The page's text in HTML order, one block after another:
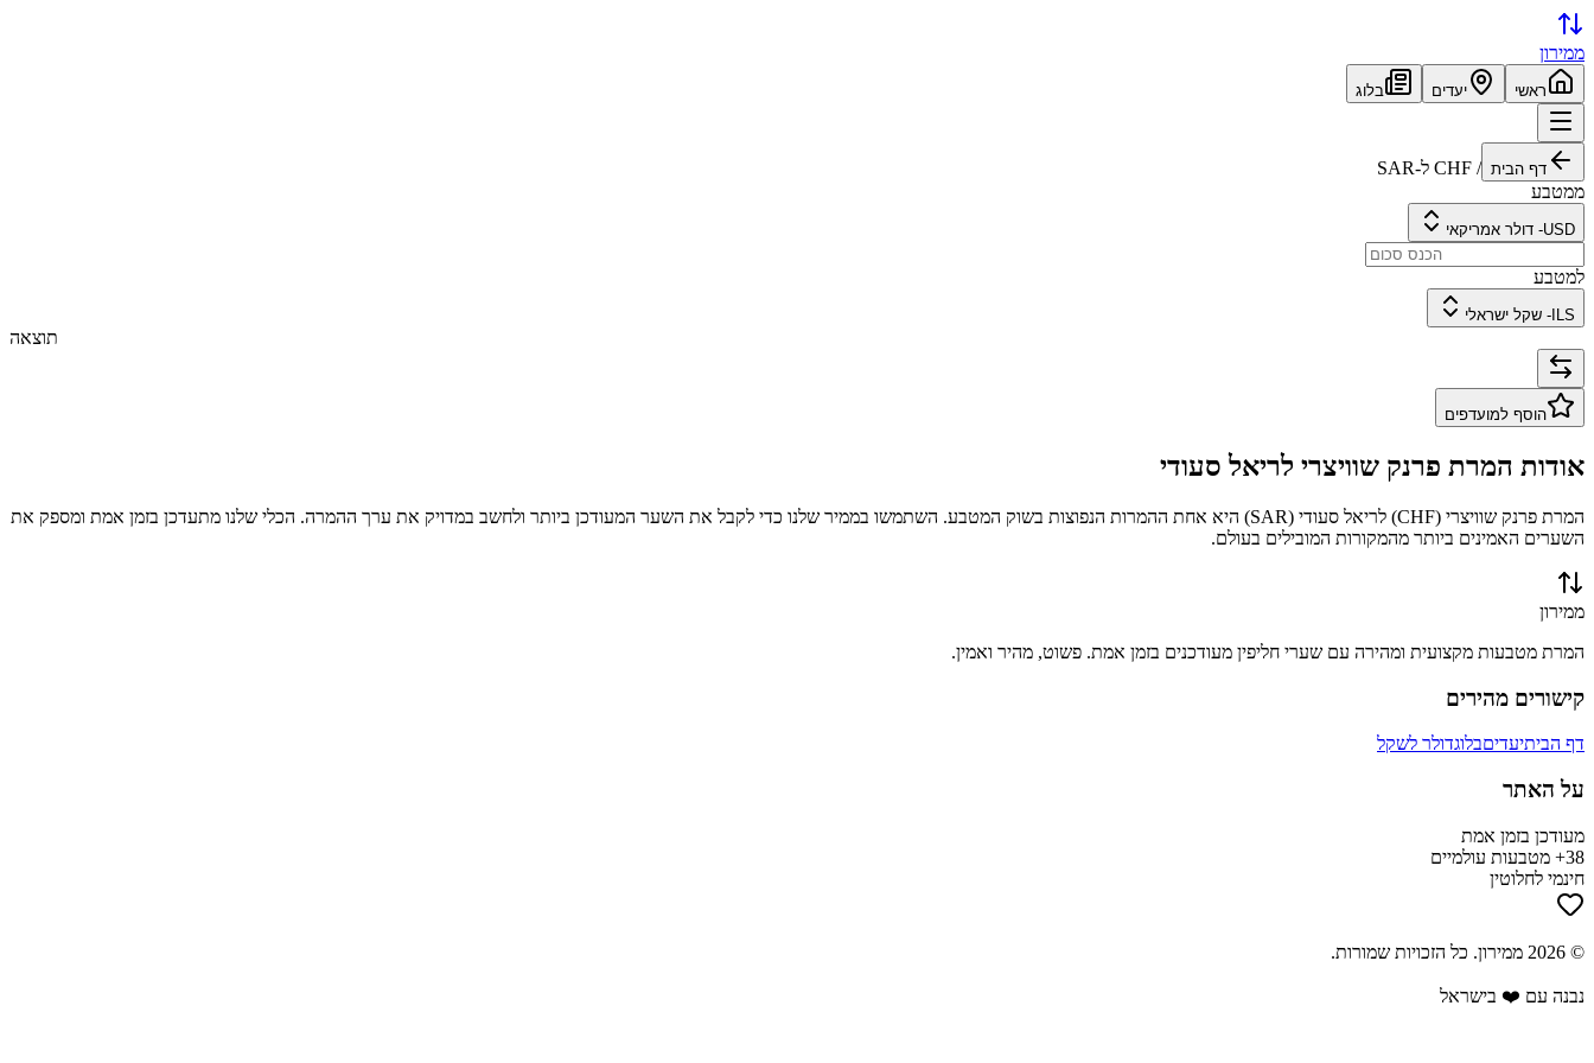
ממירון
ראשי יעדים בלוג
דף הבית /
CHF ל-SAR
ממטבע
USD
- דולר אמריקאי
למטבע
ILS
- שקל ישראלי
תוצאה
הוסף למועדפים
אודות המרת פרנק שוויצרי לריאל סעודי
המרת פרנק שוויצרי (
CHF) לריאל סעודי (
SAR) היא אחת ההמרות הנפוצות בשוק המטבע. השתמשו בממיר שלנו כדי לקבל את השער המעודכן ביותר ולחשב במדויק את ערך ההמרה. הכלי שלנו מתעדכן בזמן אמת ומספק את
השערים האמינים ביותר מהמקורות המובילים בעולם.
ממירון
המרת מטבעות מקצועית ומהירה עם שערי חליפין מעודכנים בזמן אמת. פשוט, מהיר ואמין.
קישורים מהירים
דף הביתיעדיםבלוגדולר לשקל
על האתר
מעודכן בזמן אמת
38+ מטבעות עולמיים
חינמי לחלוטין
©
2026 ממירון. כל הזכויות שמורות.
נבנה עם ❤️ בישראל